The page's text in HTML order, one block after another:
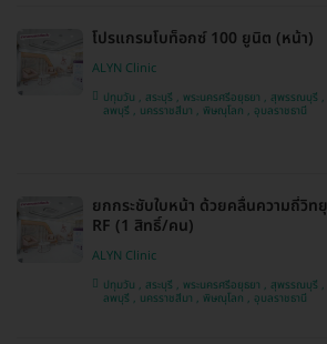
โปรแกรมโบท็อกซ์ 100 ยูนิต (หน้า)
ALYN Clinic
ปทุมวัน , สระบุรี , พระนครศรีอยุธยา , สุพรรณบุรี ,
ลพบุรี , นครราชสีมา , พิษณุโลก , อุบลราชธานี
ยกกระชับใบหน้า ด้วยคลื่นความถี่วิทยุ
RF (1 สิทธิ์/คน)
ALYN Clinic
ปทุมวัน , สระบุรี , พระนครศรีอยุธยา , สุพรรณบุรี ,
ลพบุรี , นครราชสีมา , พิษณุโลก , อุบลราชธานี